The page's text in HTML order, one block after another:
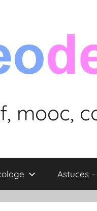
mooc,
Astuces